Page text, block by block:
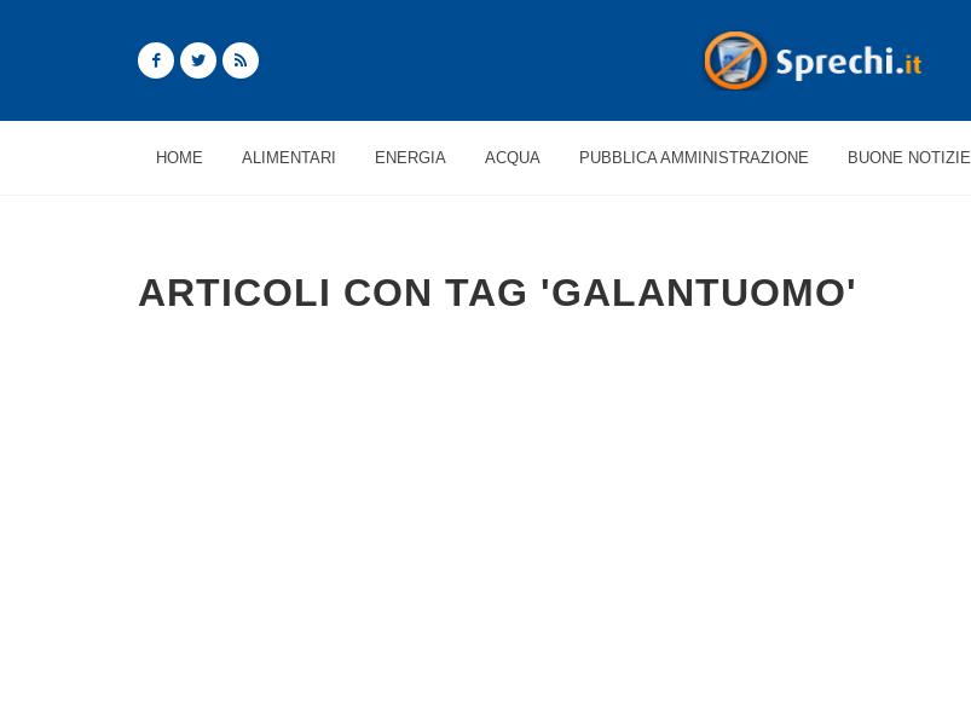
HOME ALIMENTARI ENERGIA ACQUA PUBBLICA AMMINISTRAZIONE BUONE NOTIZIE
ARTICOLI CON TAG 'GALANTUOMO'